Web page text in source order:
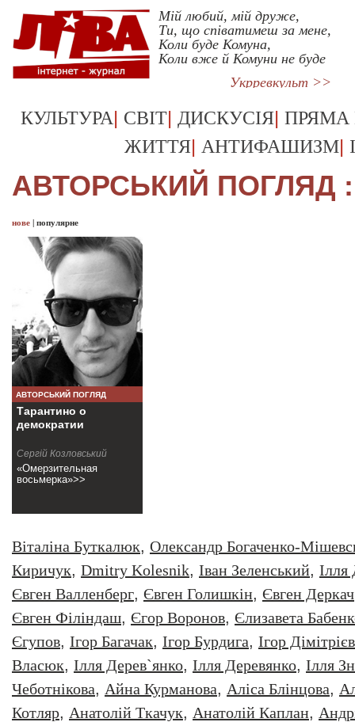
Мій любий, мій друже,
Ти, що співатимеш за мене,
Коли буде Комуна,
Коли вже й Комуни не буде
Укрревкульт >>
КУЛЬТУРА| СВІТ| ДИСКУСІЯ| ПРЯМА
ЖИТТЯ| АНТИФАШИЗМ|
АВТОРСЬКИЙ ПОГЛЯД
нове | популярне
АВТОРСЬКИЙ ПОГЛЯД
Тарантино о
демократии
Сергій Козловський
«Омерзительная
восьмерка»>>
Віталіна Буткалюк, Олександр Богаченко-
Киричук, Dmitry Kolesnik, Iван Зеленський, Iлля
Євген Валленберг, Євген Голишкін, Євген Деркач
Євген Філіндаш, Єгор Воронов, Єлизавета
Єгупов, Ігор Багачак, Ігор Бурдига, Ігор Дімітрієв
Власюк, Ілля Дерев`янко, Ілля Деревянко, Ілля
Чеботнікова, Айна Курманова, Аліса Блінцова,
Котляр, Анатолiй Ткачук, Анатолій Каплан,